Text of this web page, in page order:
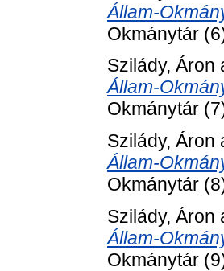
Állam-
Okmánytár
Szilády, Áron
Állam-
Okmánytár
Szilády, Áron
Állam-
Okmánytár
Szilády, Áron
Állam-
Okmánytár